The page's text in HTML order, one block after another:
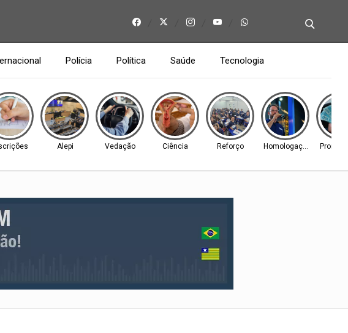
Polícia Política Saúde Tecnologia
Alepi Vedação Ciência Reforço Homologação